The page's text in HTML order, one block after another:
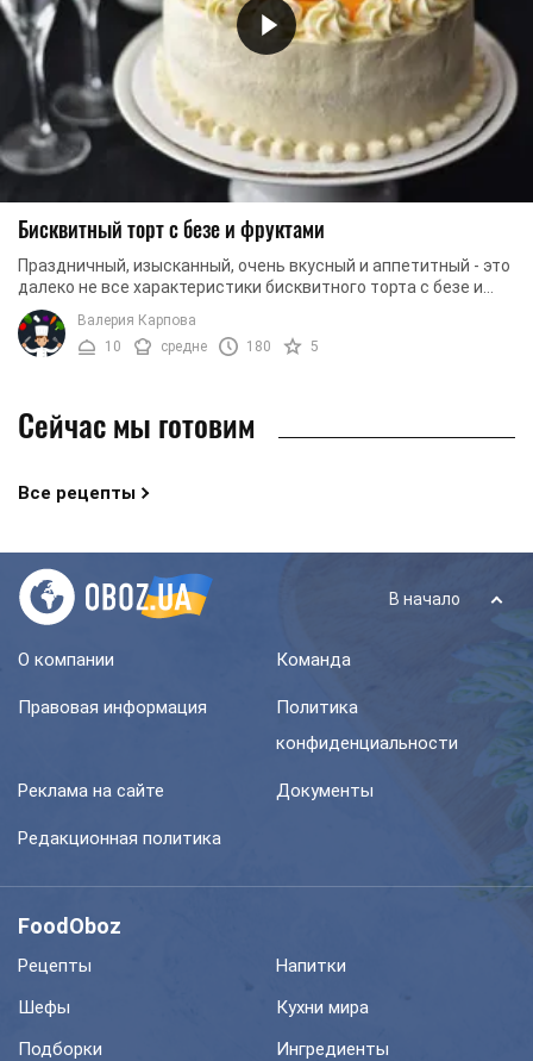
Бисквитный торт с безе и фруктами
Праздничный, изысканный, очень вкусный и аппетитный - это
далеко не все характеристики бисквитного торта с безе и
фруктами. Такой десерт имеет пышные ...
Валерия Карпова
10
средне 180 5
Сейчас мы готовим
Все рецепты
В начало
О компании Команда
Правовая информация
Политика
конфиденциальности
Реклама на сайте Документы
Редакционная политика
FoodOboz
Рецепты
Напитки
Шефы
Кухни мира
Подборки
Ингредиенты